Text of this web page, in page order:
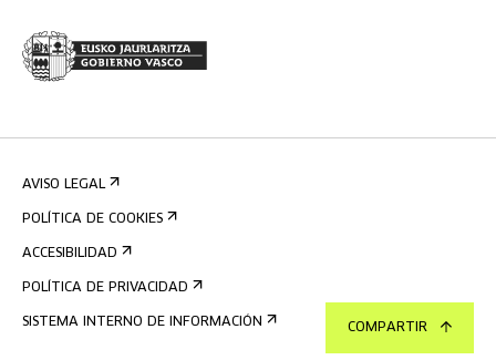
COMPARTIR
AVISO LEGAL
POLÍTICA DE COOKIES
ACCESIBILIDAD
POLÍTICA DE PRIVACIDAD
SISTEMA INTERNO DE INFORMACIÓN